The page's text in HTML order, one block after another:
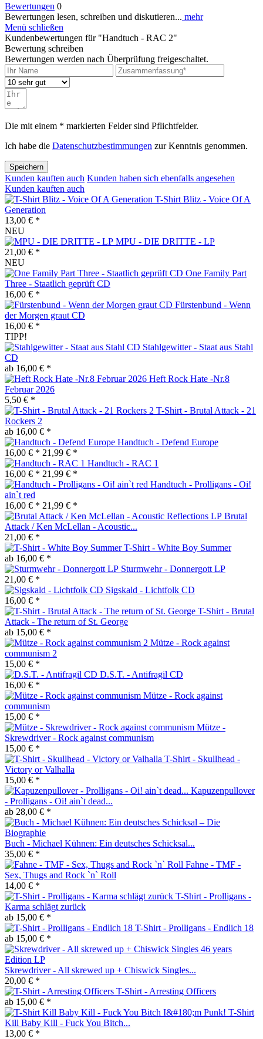
Bewertungen 0
Bewertungen lesen, schreiben und diskutieren... mehr
Menü schließen
Kundenbewertungen für "Handtuch - RAC 2"
Bewertung schreiben
Bewertungen werden nach Überprüfung freigeschaltet.
Die mit einem * markierten Felder sind Pflichtfelder.
Ich habe die Datenschutzbestimmungen zur Kenntnis genommen.
Speichern
Kunden kauften auch Kunden haben sich ebenfalls angesehen
Kunden kauften auch
T-Shirt Blitz - Voice Of A
Generation
13,00 € *
NEU
MPU - DIE DRITTE - LP
21,00 € *
NEU
One Family Part
Three - Staatlich geprüft CD
16,00 € *
Fürstenbund - Wenn
der Morgen graut CD
16,00 € *
TIPP!
Stahlgewitter - Staat aus Stahl
CD
ab 16,00 € *
Heft Rock Hate -Nr.8
Februar 2026
5,50 € *
T-Shirt - Brutal Attack - 21
Rockers 2
ab 16,00 € *
Handtuch - Defend Europe
16,00 € * 21,99 € *
Handtuch - RAC 1
16,00 € * 21,99 € *
Handtuch - Prolligans - Oi!
ain`t red
16,00 € * 21,99 € *
Brutal
Attack / Ken McLellan - Acoustic...
21,00 € *
T-Shirt - White Boy Summer
ab 16,00 € *
Sturmwehr - Donnergott LP
21,00 € *
Sigskald - Lichtfolk CD
16,00 € *
T-Shirt - Brutal
Attack - The return of St. George
ab 15,00 € *
Mütze - Rock against
communism 2
15,00 € *
D.S.T. - Antifragil CD
16,00 € *
Mütze - Rock against
communism
15,00 € *
Mütze -
Skrewdriver - Rock against communism
15,00 € *
T-Shirt - Skullhead -
Victory or Valhalla
15,00 € *
Kapuzenpullover
- Prolligans - Oi! ain`t dead...
ab 28,00 € *
Buch - Michael Kühnen: Ein deutsches Schicksal...
35,00 € *
Fahne - TMF -
Sex, Thugs and Rock `n` Roll
14,00 € *
T-Shirt - Prolligans -
Karma schlägt zurück
ab 15,00 € *
T-Shirt - Prolligans - Endlich 18
ab 15,00 € *
Skrewdriver - All skrewed up + Chiswick Singles...
20,00 € *
T-Shirt - Arresting Officers
ab 15,00 € *
T-Shirt
Kill Baby Kill - Fuck You Bitch...
13,00 € *